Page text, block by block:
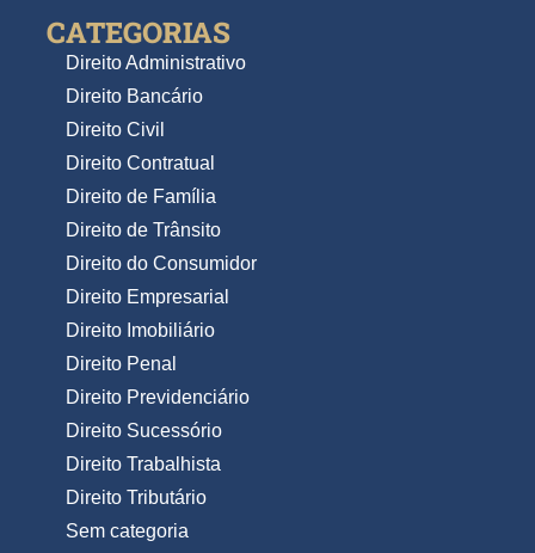
CATEGORIAS
Direito Administrativo
Direito Bancário
Direito Civil
Direito Contratual
Direito de Família
Direito de Trânsito
Direito do Consumidor
Direito Empresarial
Direito Imobiliário
Direito Penal
Direito Previdenciário
Direito Sucessório
Direito Trabalhista
Direito Tributário
Sem categoria